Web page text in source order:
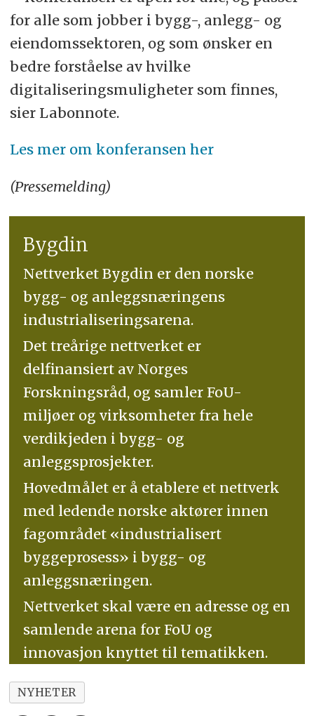
for alle som jobber i bygg-, anlegg- og
eiendomssektoren, og som ønsker en
bedre forståelse av hvilke
digitaliseringsmuligheter som finnes,
sier Labonnote.
Les mer om konferansen her
(Pressemelding)
Bygdin
Nettverket Bygdin er den norske
bygg- og anleggsnæringens
industrialiseringsarena.
Det treårige nettverket er
delfinansiert av Norges
Forskningsråd, og samler FoU-
miljøer og virksomheter fra hele
verdikjeden i bygg- og
anleggsprosjekter.
Hovedmålet er å etablere et nettverk
med ledende norske aktører innen
fagområdet «industrialisert
byggeprosess» i bygg- og
anleggsnæringen.
Nettverket skal være en adresse og en
samlende arena for FoU og
innovasjon knyttet til tematikken.
NYHETER